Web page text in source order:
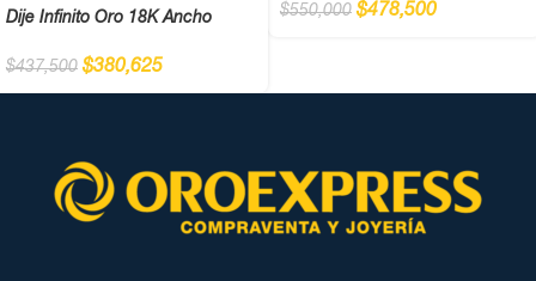
$550,000 $478,500
Dije Infinito Oro 18K Ancho
$437,500 $380,625